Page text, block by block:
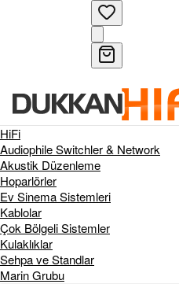
HiFi
Audiophile Switchler & Network
Akustik Düzenleme
Hoparlörler
Ev Sinema Sistemleri
Kablolar
Çok Bölgeli Sistemler
Kulaklıklar
Sehpa ve Standlar
Marin Grubu